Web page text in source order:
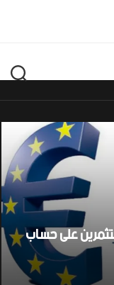
على حساب